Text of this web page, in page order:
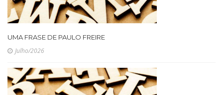
UMA FRASE DE PAULO FREIRE
Julho/2026